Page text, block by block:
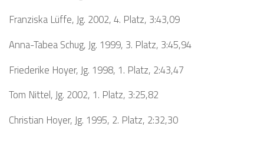
Franziska Lüffe, Jg. 2002, 4. Platz, 3:43,09
Anna-Tabea Schug, Jg. 1999, 3. Platz, 3:45,94
Friederike Hoyer, Jg. 1998, 1. Platz, 2:43,47
Tom Nittel, Jg. 2002, 1. Platz, 3:25,82
Christian Hoyer, Jg. 1995, 2. Platz, 2:32,30